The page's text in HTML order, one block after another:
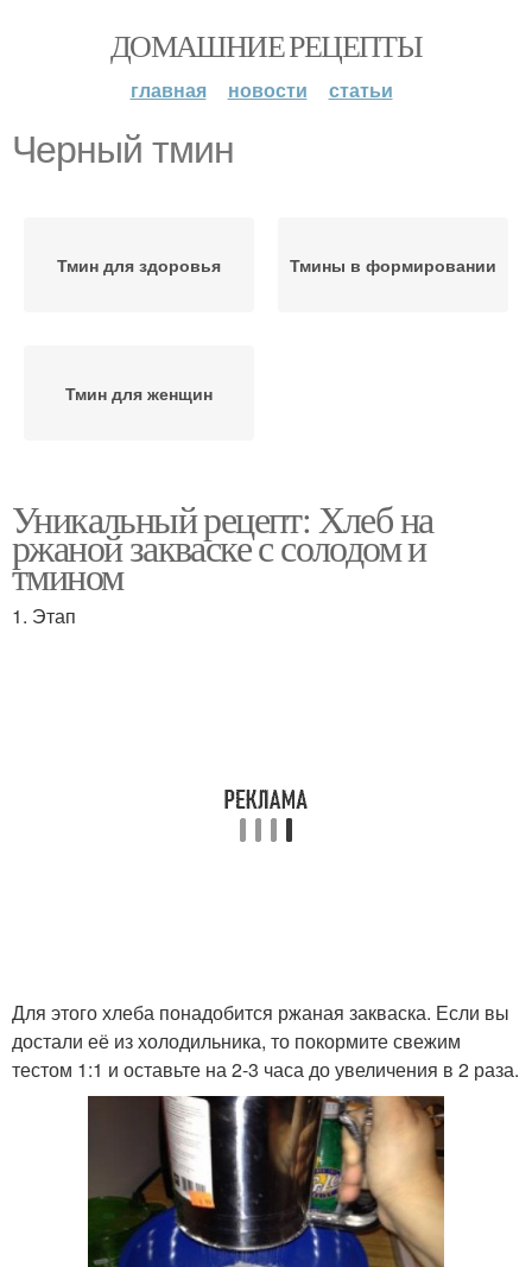
ДОМАШНИЕ РЕЦЕПТЫ
главная новости статьи
Черный тмин
Тмин для здоровья Тмины в формировании
Тмин для женщин
Уникальный рецепт: Хлеб на
ржаной закваске с солодом и
тмином
1. Этап
Для этого хлеба понадобится ржаная закваска. Если вы
достали её из холодильника, то покормите свежим
тестом 1:1 и оставьте на 2-3 часа до увеличения в 2 раза.